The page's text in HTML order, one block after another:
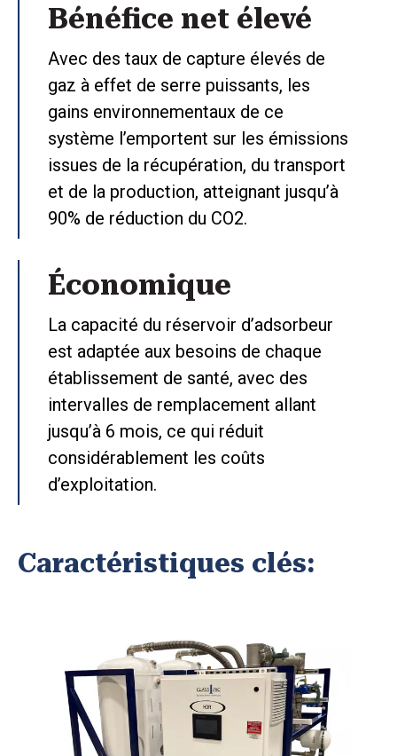
Bénéfice net élevé
Avec des taux de capture élevés de
gaz à effet de serre puissants, les
gains environnementaux de ce
système l’emportent sur les émissions
issues de la récupération, du transport
et de la production, atteignant jusqu’à
90% de réduction du CO2.
Économique
La capacité du réservoir d’adsorbeur
est adaptée aux besoins de chaque
établissement de santé, avec des
intervalles de remplacement allant
jusqu’à 6 mois, ce qui réduit
considérablement les coûts
d’exploitation.
Caractéristiques clés: